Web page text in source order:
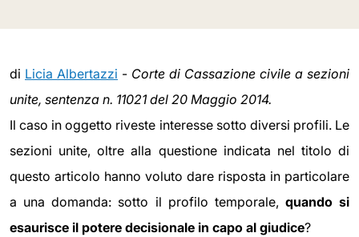
di Licia Albertazzi - Corte di Cassazione civile a sezioni
unite, sentenza n. 11021 del 20 Maggio 2014.
Il caso in oggetto riveste interesse sotto diversi profili. Le
sezioni unite, oltre alla questione indicata nel titolo di
questo articolo hanno voluto dare risposta in particolare
a una domanda: sotto il profilo temporale, quando si
esaurisce il potere decisionale in capo al giudice?